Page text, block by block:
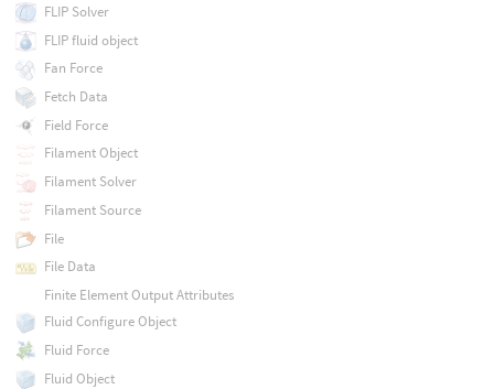
FLIP Solver
FLIP fluid object
Fan Force
Fetch Data
Field Force
Filament Object
Filament Solver
Filament Source
File
File Data
Finite Element Output Attributes
Fluid Configure Object
Fluid Force
Fluid Object